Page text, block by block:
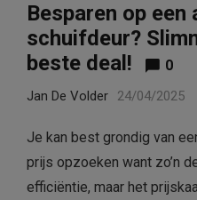
Besparen op
schuifdeur?
beste deal!
0
Jan De Volder 24/04/2025
Je kan best grondig van
prijs opzoeken want zo’n
efficiëntie, maar het